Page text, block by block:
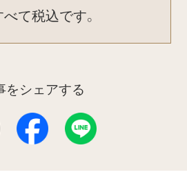
て税込です。
をシェアする